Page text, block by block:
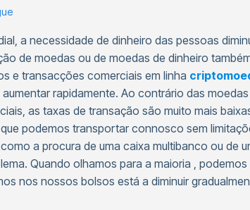
Negociar criptomoedas através de transferência bancária
Contato
a necessidade de dinheiro das pessoas
de moedas ou de moedas de dinheiro
e transacções comerciais em linha
rapidamente. Ao contrário das
as taxas de transação são muito mais
podemos transportar connosco sem
a procura de uma caixa multibanco ou de
Quando olhamos para a maioria ,
nos nossos bolsos está a diminuir